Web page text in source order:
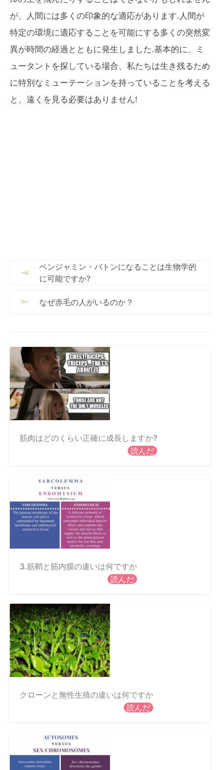
が、人間には多くの印象的な適応があります.人間が
特定の環境に適応することを可能にする多くの突然変
異が時間の経過とともに発生しました.基本的に、ミ
ュータントを探している場合、私たちは生き残るため
に特別なミューテーションを持っていることを考える
と、遠くを見る必要はありません!
ベンジャミン・バトンになることは生物学的
に可能ですか?
なぜ赤毛の人がいるのか？
筋肉はどのくらい正確に成長しますか?
読んだ
3.筋鞘と筋内膜の違いは何ですか
読んだ
クローンと無性生殖の違いは何ですか
読んだ